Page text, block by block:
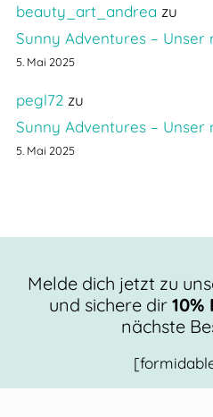
beauty_art_andrea zu
Sunny Adventures – Unser
5. Mai 2025
pegl72zu
Sunny Adventures – Unser
5. Mai 2025
Melde dich jetzt zu
und sichere dir
nächste